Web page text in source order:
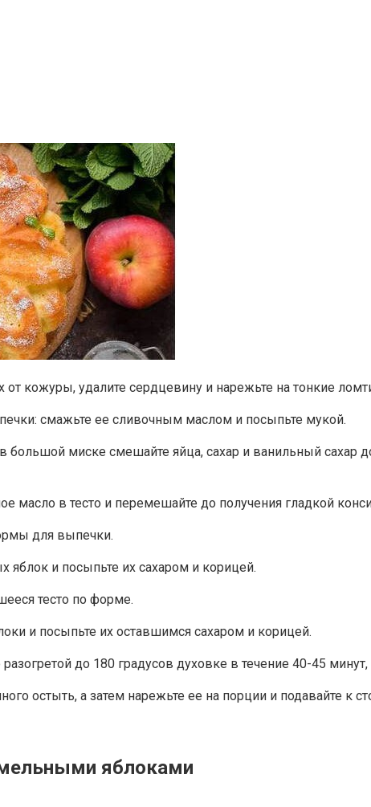
от кожуры, удалите сердцевину и нарежьте на тонкие
смажьте ее сливочным маслом и посыпьте мукой.
в большой миске смешайте яйца, сахар и ванильный
масло в тесто и перемешайте до получения гладкой
для выпечки.
яблок и посыпьте их сахаром и корицей.
тесто по форме.
и посыпьте их оставшимся сахаром и корицей.
до 180 градусов духовке в течение 40-45
остыть, а затем нарежьте ее на порции и подавайте к
яблоками